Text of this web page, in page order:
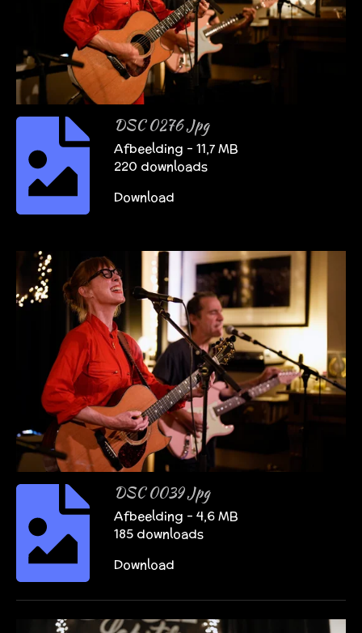
DSC 0276 Jpg
Afbeelding – 11,7 MB
220 downloads
Download
DSC 0039 Jpg
Afbeelding – 4,6 MB
185 downloads
Download